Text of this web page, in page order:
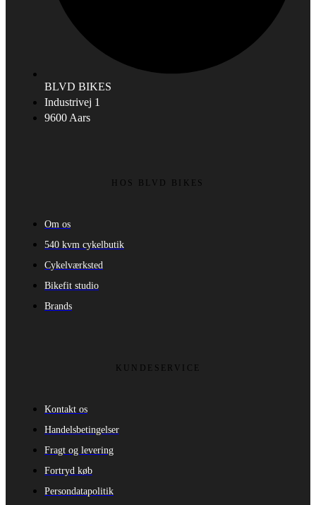
BLVD BIKES
Industrivej 1
9600 Aars
HOS BLVD BIKES
Om os
540 kvm cykelbutik
Cykelværksted
Bikefit studio
Brands
KUNDESERVICE
Kontakt os
Handelsbetingelser
Fragt og levering
Fortryd køb
Persondatapolitik